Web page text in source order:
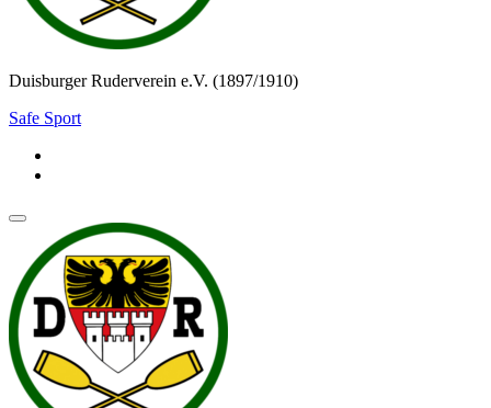
Duisburger Ruderverein e.V. (1897/1910)
Safe Sport
Navigationsmenü